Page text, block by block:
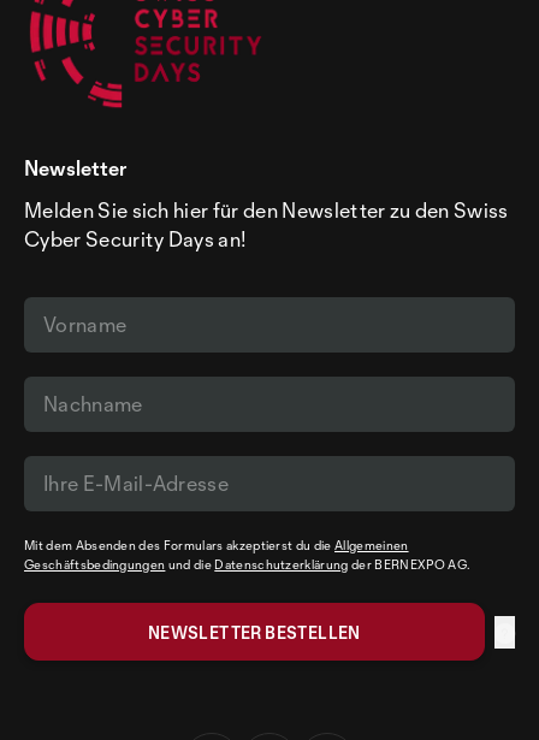
Newsletter
Melden Sie sich hier für den Newsletter zu den Swiss
Cyber Security Days an!
Mit dem Absenden des Formulars akzeptierst du dieAllgemeinen
Geschäftsbedingungen und die Datenschutzerklärung der BERNEXPO AG.